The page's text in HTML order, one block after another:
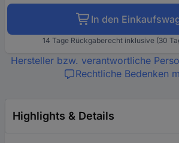
In den
14 Tage Rückgaberecht inklusive (30
Hersteller bzw. verantwortliche
Rechtliche Bedenken
Highlights & Details